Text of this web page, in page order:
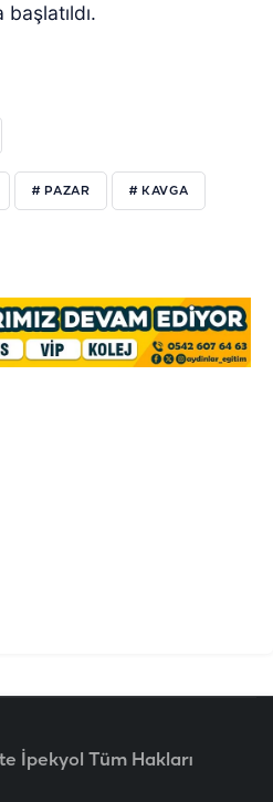
# PAZAR # KAVGA
İpekyol Tüm Hakları